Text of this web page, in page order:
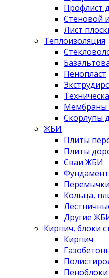
Профлист
Стеновой
Лист
Теплоизоляция
Пенопласт
Мембраны
Скорлупы
ЖБИ
Плиты
Плиты
Сваи ЖБИ
Кольца,
Другие
Кирпич, блоки
Кирпич
Пеноблоки